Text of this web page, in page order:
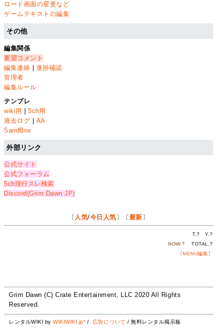
ロード画面の変更など
ゲームテキストの編集
その他
編集関係
要望コメント
編集連絡 | 進捗確認
管理者
編集ルール
テンプレ
wiki用 |5ch用
過去ログ | AA
SandBox
外部リンク
公式サイト
公式フォーラム
5ch現行スレ検索
Discord(Grim Dawn JP)
〔 人気/今日人気 〕〔 最新 〕
T.? Y.?
NOW.? TOTAL.?
〔MENU編集〕
Grim Dawn (C) Crate Entertainment, LLC 2020 All Rights
Reserved.
レンタルWIKI byWIKIWIKI.jp* / 広告について / 無料レンタル掲示板